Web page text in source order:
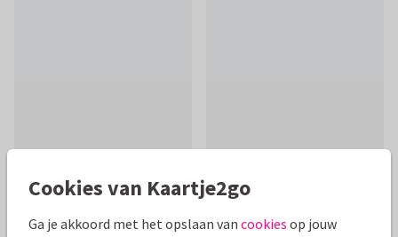
Mooie extra's bij je kaart
Cookies van Kaartje2go
Ga je akkoord met het opslaan van cookies op jouw